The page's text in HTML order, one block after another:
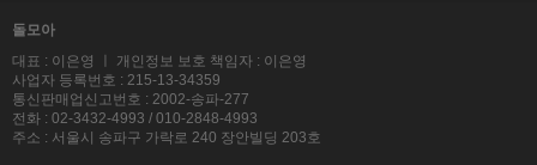
돌모아
대표 : 이은영 ㅣ 개인정보 보호 책임자 : 이은영
사업자 등록번호 : 215-13-34359
통신판매업신고번호 : 2002-송파-277
전화 : 02-3432-4993 / 010-2848-4993
주소 : 서울시 송파구 가락로 240 장안빌딩 203호